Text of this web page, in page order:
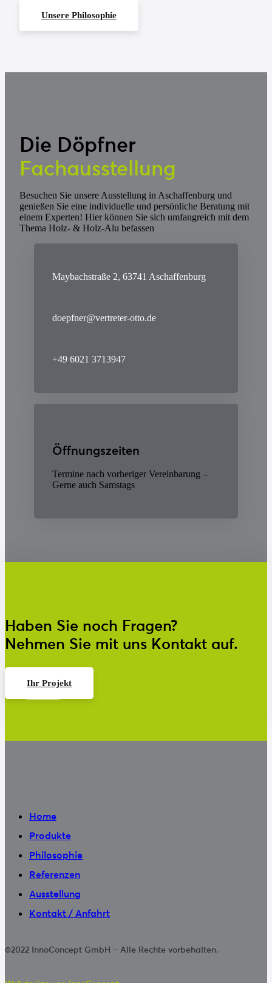
Unsere Philosophie
Die Döpfner
Fachausstellung
Besuchen Sie unsere Ausstellung in Aschaffenburg und
genießen Sie eine individuelle und persönliche Beratung mit
einem Experten! Hier können Sie sich umfangreich mit dem
Thema Holz- & Holz-Alu befassen
Maybachstraße 2, 63741 Aschaffenburg
doepfner@vertreter-otto.de
+49 6021 3713947
Öffnungszeiten
Termine nach vorheriger Vereinbarung –
Gerne auch Samstags
Haben Sie noch Fragen?
Nehmen Sie mit uns Kontakt auf.
Ihr Projekt
Home
Produkte
Philosophie
Referenzen
Ausstellung
Kontakt / Anfahrt
©2022 InnoConcept GmbH – Alle Rechte vorbehalten.